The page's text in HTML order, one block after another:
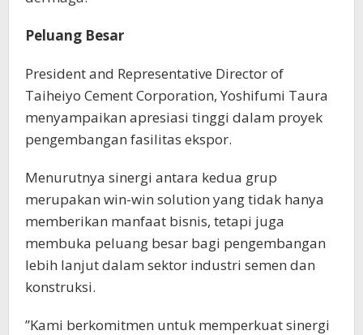
Peluang Besar
President and Representative Director of
Taiheiyo Cement Corporation, Yoshifumi Taura
menyampaikan apresiasi tinggi dalam proyek
pengembangan fasilitas ekspor.
Menurutnya sinergi antara kedua grup
merupakan win-win solution yang tidak hanya
memberikan manfaat bisnis, tetapi juga
membuka peluang besar bagi pengembangan
lebih lanjut dalam sektor industri semen dan
konstruksi.
”Kami berkomitmen untuk memperkuat sinergi